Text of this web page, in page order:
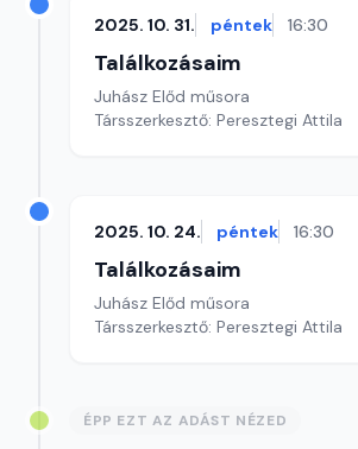
2025. 10. 31. péntek 16:30
Találkozásaim
Juhász Előd műsora
Társszerkesztő: Peresztegi Attila
2025. 10. 24. péntek 16:30
Találkozásaim
Juhász Előd műsora
Társszerkesztő: Peresztegi Attila
ÉPP EZT AZ ADÁST NÉZED